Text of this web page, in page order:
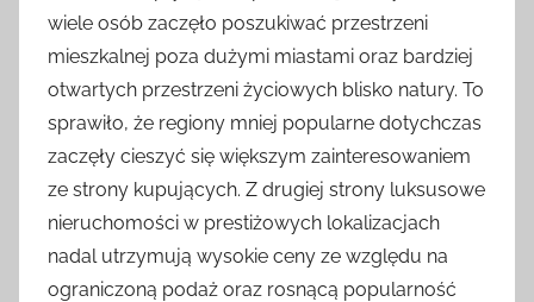
wiele osób zaczęło poszukiwać przestrzeni
mieszkalnej poza dużymi miastami oraz bardziej
otwartych przestrzeni życiowych blisko natury. To
sprawiło, że regiony mniej popularne dotychczas
zaczęły cieszyć się większym zainteresowaniem
ze strony kupujących. Z drugiej strony luksusowe
nieruchomości w prestiżowych lokalizacjach
nadal utrzymują wysokie ceny ze względu na
ograniczoną podaż oraz rosnącą popularność